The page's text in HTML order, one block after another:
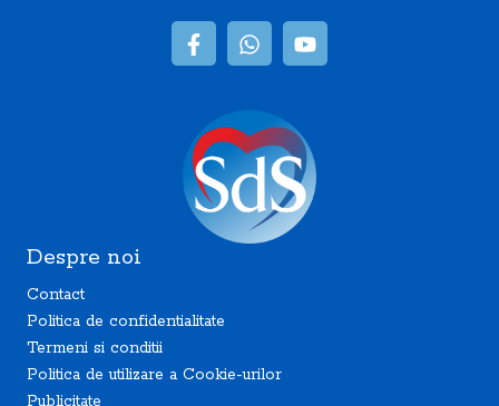
Despre noi
Contact
Politica de confidentialitate
Termeni si conditii
Politica de utilizare a Cookie-urilor
Publicitate